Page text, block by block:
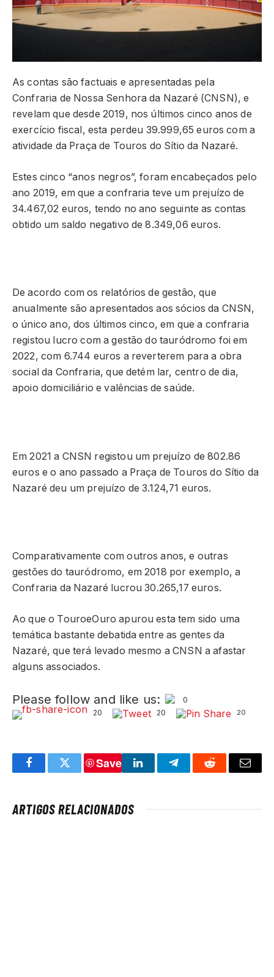
As contas são factuais e apresentadas pela
Confraria de Nossa Senhora da Nazaré (CNSN), e
revelam que desde 2019, nos últimos cinco anos de
exercício fiscal, esta perdeu 39.999,65 euros com a
atividade da Praça de Touros do Sítio da Nazaré.
Estes cinco “anos negros”, foram encabeçados pelo
ano 2019, em que a confraria teve um prejuízo de
34.467,02 euros, tendo no ano seguinte as contas
obtido um saldo negativo de 8.349,06 euros.
De acordo com os relatórios de gestão, que
anualmente são apresentados aos sócios da CNSN,
o único ano, dos últimos cinco, em que a confraria
registou lucro com a gestão do tauródromo foi em
2022, com 6.744 euros a reverterem para a obra
social da Confraria, que detém lar, centro de dia,
apoio domiciliário e valências de saúde.
Em 2021 a CNSN registou um prejuízo de 802.86
euros e o ano passado a Praça de Touros do Sítio da
Nazaré deu um prejuízo de 3.124,71 euros.
Comparativamente com outros anos, e outras
gestões do tauródromo, em 2018 por exemplo, a
Confraria da Nazaré lucrou 30.265,17 euros.
Ao que o TouroeOuro apurou esta tem sido uma
temática bastante debatida entre as gentes da
Nazaré, que terá levado mesmo a CNSN a afastar
alguns associados.
Please follow and like us:
0
20
20 20
FacebookTwitter
Save
LinkedInTelegramReddit Email
ARTIGOS RELACIONADOS